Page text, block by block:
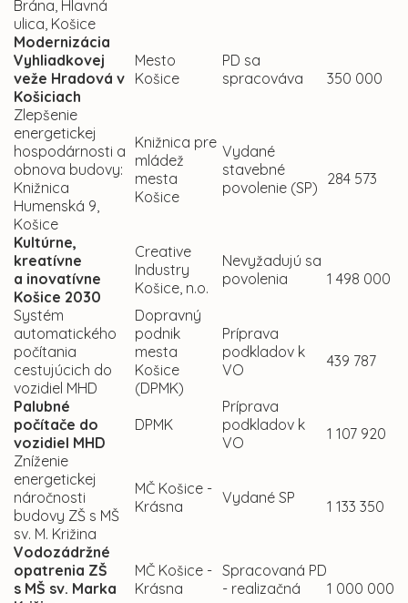
Brána, Hlavná
ulica, Košice
Modernizácia
Vyhliadkovej
veže Hradová v
Košiciach
Mesto
Košice
PD sa
spracováva
350 000
Zlepšenie
energetickej
hospodárnosti a
obnova budovy:
Knižnica
Humenská 9,
Košice
Knižnica pre
mládež
mesta
Košice
Vydané
stavebné
povolenie (SP) 284 573
Kultúrne,
kreatívne
a inovatívne
Košice 2030
Creative
Industry
Košice, n.o.
Nevyžadujú sa
povolenia
1 498 000
Systém
automatického
počítania
cestujúcich do
vozidiel MHD
Dopravný
podnik
mesta
Košice
(DPMK)
Príprava
podkladov k
VO
439 787
Palubné
počítače do
vozidiel MHD
DPMK
Príprava
podkladov k
VO
1 107 920
Zníženie
energetickej
náročnosti
budovy ZŠ s MŠ
sv. M. Križina
MČ Košice -
Krásna
Vydané SP 1 133 350
Vodozádržné
opatrenia ZŠ
s MŠ sv. Marka
MČ Košice -
Krásna
Spracovaná PD
- realizačná
1 000 000